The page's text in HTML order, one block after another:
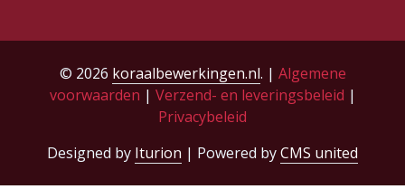
© 2026 koraalbewerkingen.nl. | Algemene
voorwaarden | Verzend- en leveringsbeleid |
Privacybeleid
Designed by Iturion | Powered byCMS united